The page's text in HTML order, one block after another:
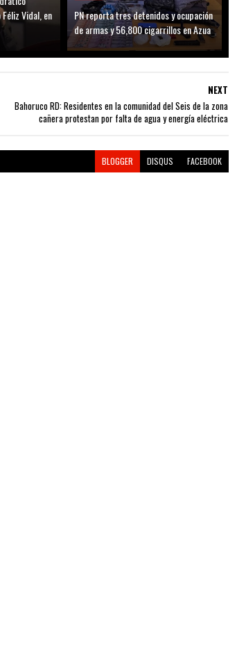
Vidal, en
PN reporta tres detenidos y ocupación
de armas y 56,800 cigarrillos en Azua
NEXT
Bahoruco RD: Residentes en la comunidad del Seis de la zona
cañera protestan por falta de agua y energía eléctrica
BLOGGER DISQUS FACEBOOK